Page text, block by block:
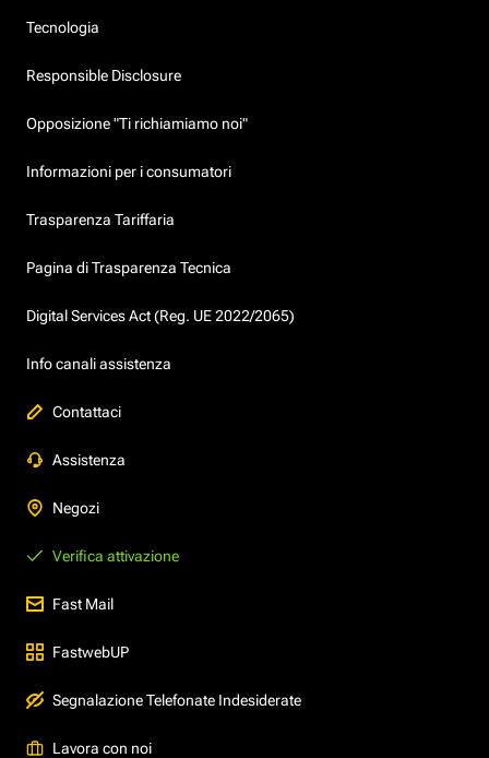
Tecnologia
Responsible Disclosure
Opposizione "Ti richiamiamo noi"
Informazioni per i consumatori
Trasparenza Tariffaria
Pagina di Trasparenza Tecnica
Digital Services Act (Reg. UE 2022/2065)
Info canali assistenza
Contattaci
Assistenza
Negozi
Verifica attivazione
Fast Mail
FastwebUP
Segnalazione Telefonate Indesiderate
Lavora con noi